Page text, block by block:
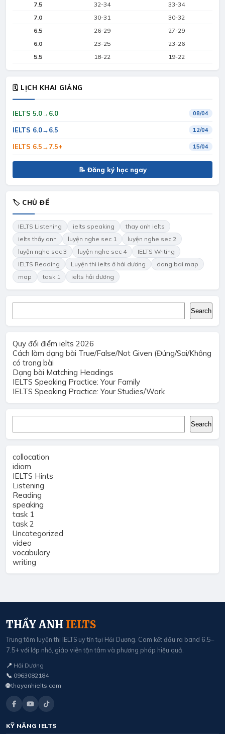
7.5 32-34
33-34
7.0
30-31
30-32
6.5
26-29
27-29
6.0
23-25
23-26
5.5
18-22 19-22
🗓 LỊCH KHAI GIẢNG
IELTS 5.0→6.0 08/04
IELTS 6.0→6.5 12/04
IELTS 6.5→7.5+ 15/04
📝 Đăng ký học ngay
🏷 CHỦ ĐỀ
IELTS Listening ielts speaking
thay anh ielts
ielts thầy anh
luyện nghe sec 1
luyện nghe sec 2
luyện nghe sec 3
luyện nghe sec 4
IELTS Writing
IELTS Reading
Luyện thi ielts ở hải dương
dang bai map
map
task 1 ielts hải dương
Search
Quy đổi điểm ielts 2026
Cách làm dạng bài True/False/Not Given (Đúng/Sai/Không
có trong bài
Dạng bài Matching Headings
IELTS Speaking Practice: Your Family
IELTS Speaking Practice: Your Studies/Work
Search
collocation
idiom
IELTS Hints
Listening
Reading
speaking
task 1
task 2
Uncategorized
video
vocabulary
writing
THẦY ANH IELTS
Trung tâm luyện thi IELTS uy tín tại Hải Dương. Cam kết đầu ra band 6.5–
7.5+ với lớp nhỏ, giáo viên tận tâm và phương pháp hiệu quả.
📍 Hải Dương
📞 0963082184
🌐 thayanhielts.com
KỸ NĂNG IELTS